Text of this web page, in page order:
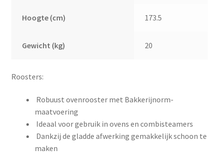
Hoogte (cm) 173.5
Gewicht (kg) 20
Roosters:
Robuust ovenrooster met Bakkerijnorm-
maatvoering
Ideaal voor gebruik in ovens en combisteamers
Dankzij de gladde afwerking gemakkelijk schoon te
maken